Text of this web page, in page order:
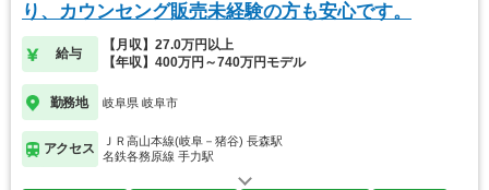
り、カウンセング販売未経験の方も安心です。
給与
【月収】27.0万円以上
【年収】400万円～740万円モデル
勤務地 岐阜県 岐阜市
アクセス
ＪＲ高山本線(岐阜－猪谷) 長森駅
名鉄各務原線 手力駅